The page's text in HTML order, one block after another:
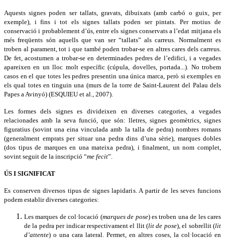
Aquests signes poden ser tallats, gravats, dibuixats (amb carbó o guix, per
exemple), i fins i tot els signes tallats poden ser pintats. Per motius de
conservació i probablement d’ús, entre els signes conservats a l’edat mitjana els
més freqüents són aquells que van ser “tallats” als carreus. Normalment es
troben al parament, tot i que també poden trobar-se en altres cares dels carreus.
De fet, acostumen a trobar-se en determinades pedres de l’edifici, i a vegades
apareixen en un lloc molt específic (cúpula, dovelles, portada...). No trobem
casos en el que totes les pedres presentin una única marca, però si exemples en
els qual totes en tinguin una (murs de la torre de Saint-Laurent del Palau dels
Papes a Avinyó) (ESQUIEU et al., 2007).
Les formes dels signes es divideixen en diverses categories, a vegades
relacionades amb la seva funció, que són: lletres, signes geomètrics, signes
figuratius (sovint una eina vinculada amb la talla de pedra) nombres romans
(generalment emprats per situar una pedra dins d’una sèrie), marques dobles
(dos tipus de marques en una mateixa pedra), i finalment, un nom complet,
sovint seguit de la inscripció “me fecit”.
ÚS I SIGNIFICAT
Es conserven diversos tipus de signes lapidaris. A partir de les seves funcions
podem establir diverses categories:
Les marques de col·locació (marques de pose) es troben una de les cares
de la pedra per indicar respectivament el llit (lit de pose), el sobrellit (lit
d’attente) o una cara lateral. Permet, en altres coses, la col·locació en